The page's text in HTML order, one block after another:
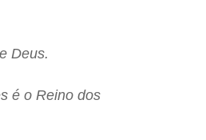
Deus.
é o Reino dos